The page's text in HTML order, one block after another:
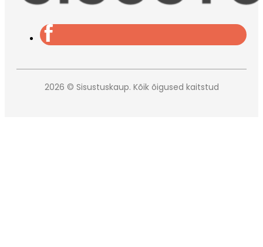
2026 © Sisustuskaup. Kõik õigused kaitstud